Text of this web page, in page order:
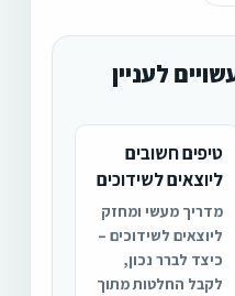
לעניין
טיפים חשובים
ליוצאים לשידוכים
מדריך מעשי ומחזק
ליוצאים לשידוכים –
כיצד לברר נכון,
לקבל החלטות מתוך